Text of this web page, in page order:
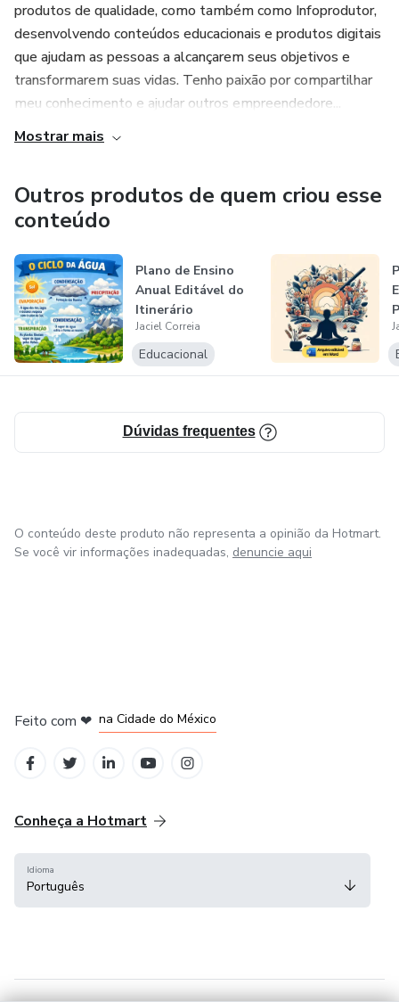
O arquivo é fornecido em .ZIP. Após a descompactação,
você recebe o documento no formato .DOCX (Microsoft
Word), pronto para ser editado e impresso.
arquivo (.zip) e abri-lo no Microsoft Word ou editor
🎯 Invista no seu sucesso profissional e na qualidade do
aprendizado dos seus alunos com um planejamento
robusto, atualizado e pronto para transformar sua prática
em sala de aula!
produtos de qualidade, como também como Infoprodutor,
desenvolvendo conteúdos educacionais e produtos digitais
que ajudam as pessoas a alcançarem seus objetivos e
transformarem suas vidas. Tenho paixão por compartilhar
meu conhecimento e ajudar outros empreendedore...
Mostrar mais
Outros produtos de quem criou esse
conteúdo
Plano de Ensino
Anual Editável do
Itinerário
Formativo Integ...
Jaciel Correia
Educacional
Dúvidas frequentes
O conteúdo deste produto não representa a opinião da Hotmart.
Se você vir informações inadequadas, denuncie aqui
Feito com ❤ na Cidade do México
Conheça a Hotmart
Idioma
Português